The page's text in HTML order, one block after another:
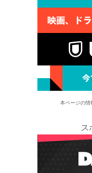
本ページの情
ス